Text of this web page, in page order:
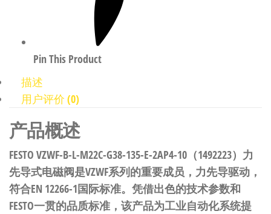
Pin This Product
描述
用户评价 (0)
产品概述
FESTO VZWF-B-L-M22C-G38-135-E-2AP4-10（1492223）力
先导式电磁阀是VZWF系列的重要成员，力先导驱动，
符合EN 12266-1国际标准。凭借出色的技术参数和
FESTO一贯的品质标准，该产品为工业自动化系统提